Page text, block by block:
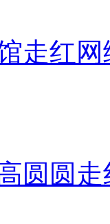
走红网
圆圆走